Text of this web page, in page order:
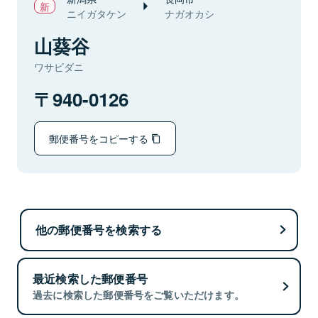
ニイガタケン ナガオカシ
山葵谷
ワサビダニ
940-0126
郵便番号をコピーする
他の郵便番号を検索する
最近検索した郵便番号
過去に検索した郵便番号をご覧いただけます。